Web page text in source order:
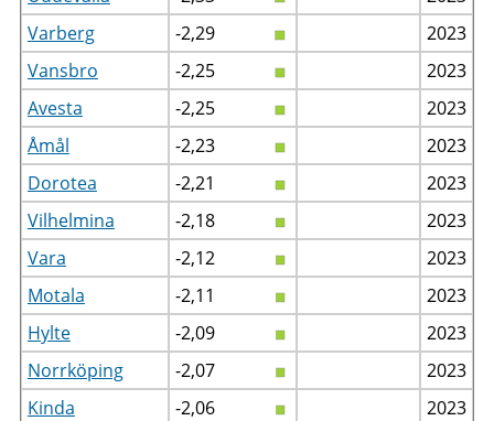
Varberg
-2,29
2023
Vansbro
-2,25
2023
Avesta
-2,25
2023
Åmål
-2,23
2023
Dorotea
-2,21
2023
Vilhelmina
-2,18
2023
Vara
-2,12
2023
Motala
-2,11
2023
Hylte
-2,09
2023
Norrköping
-2,07
2023
Kinda
-2,06
2023